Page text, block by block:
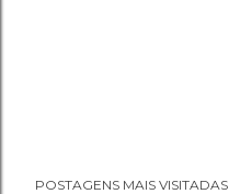
POSTAGENS MAIS VISITADAS